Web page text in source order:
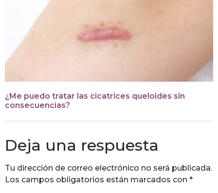
¿Me puedo tratar las cicatrices queloides sin
consecuencias?
Deja una respuesta
Tu dirección de correo electrónico no será publicada.
Los campos obligatorios están marcados con *